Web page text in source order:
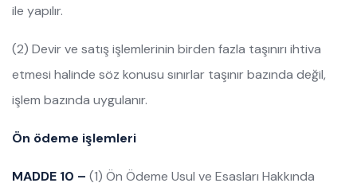
ile yapılır.
(2) Devir ve satış işlemlerinin birden fazla taşınırı ihtiva
etmesi halinde söz konusu sınırlar taşınır bazında değil,
işlem bazında uygulanır.
Ön ödeme işlemleri
MADDE 10 – (1) Ön Ödeme Usul ve Esasları Hakkında